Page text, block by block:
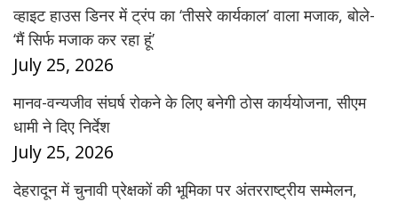
व्हाइट हाउस डिनर में ट्रंप का ‘तीसरे कार्यकाल’ वाला मजाक, बोले-
‘मैं सिर्फ मजाक कर रहा हूं’
July 25, 2026
मानव-वन्यजीव संघर्ष रोकने के लिए बनेगी ठोस कार्ययोजना, सीएम
धामी ने दिए निर्देश
July 25, 2026
देहरादून में चुनावी प्रेक्षकों की भूमिका पर अंतरराष्ट्रीय सम्मेलन,